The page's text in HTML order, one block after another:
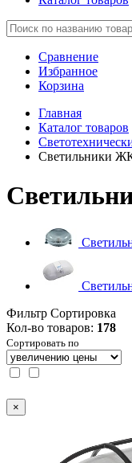
Сравнение
Избранное
Корзина
Главная
Каталог товаров
Светильники
Фильтр Сортировка
Кол-во товаров: 178
Сортировать по
×